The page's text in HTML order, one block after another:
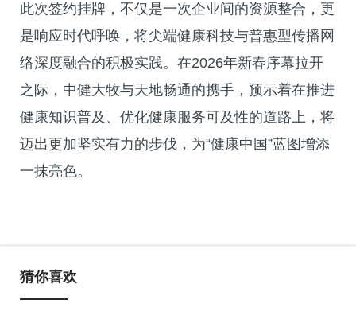
此次签约挂牌，不仅是一次企业间的资源整合，更
是响应时代呼唤，将尖端健康科技与普惠型传播网
络深度融合的积极实践。在2026年新春序幕拉开
之际，中健大牧与天地畅通的携手，预示着在推进
健康知识普及、优化健康服务可及性的道路上，将
迈出更加坚实有力的步伐，为“健康中国”蓝图增添
一抹亮色。
猜你喜欢